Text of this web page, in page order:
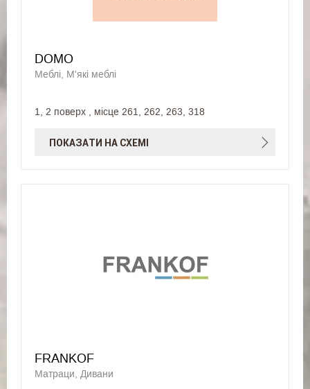
DOMO
Меблі, М'які меблі
1, 2 поверх , місце 261, 262, 263, 318
ПОКАЗАТИ НА СХЕМІ
FRANKOF
Матраци, Дивани